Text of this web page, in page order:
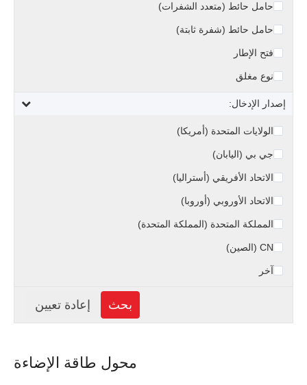
حامل حائط (متعدد الشفرات)
حامل حائط (شفرة ثابتة)
فتح الإطار
نوع مغلق
إصدار الإدخال:
الولايات المتحدة (أمريكا)
جي بي (اليابان)
الاتحاد الأفريقي (أستراليا)
الاتحاد الأوروبي (أوروبا)
المملكة المتحدة (المملكة المتحدة)
CN (الصين)
آخر
محول طاقة الإضاءة